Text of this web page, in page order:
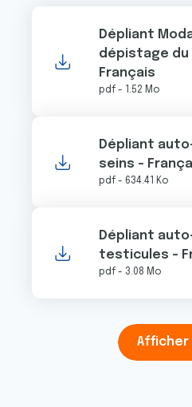
Dépliant
dépistage du
Français
pdf - 1.52 Mo
Dépliant
seins -
pdf - 634.41 Ko
Dépliant
testicules -
pdf - 3.08 Mo
Afficher